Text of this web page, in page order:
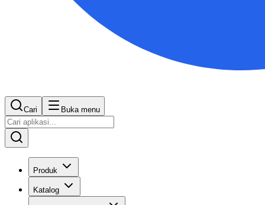
Cari Buka menu
Produk
Katalog